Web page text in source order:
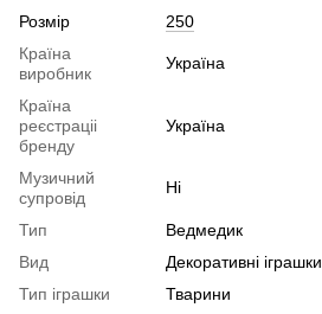
Розмір
250
Країна
виробник
Україна
Країна
реєстраціі
бренду
Україна
Музичний
супровід
Ні
Тип
Ведмедик
Вид
Декоративні іграшки
Тип іграшки
Тварини